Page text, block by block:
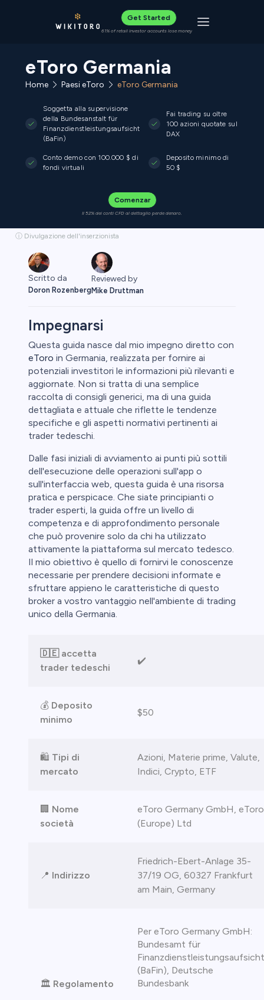
Get Started
61% of retail investor accounts lose money Toggle
eToro Germania
Home Paesi eToro eToro Germania
Soggetta alla supervisione
della Bundesanstalt für
Finanzdienstleistungsaufsicht
(BaFin)
Fai trading su oltre
100 azioni quotate sul
DAX
Conto demo con 100.000 $ di
fondi virtuali
Deposito minimo di
50 $
Comenzar
Il 52% dei conti CFD al dettaglio perde denaro.
ⓘ Divulgazione dell'inserzionista
Scritto da
Doron Rozenberg
Reviewed by
Mike Druttman
Impegnarsi
Questa guida nasce dal mio impegno diretto con
eToro in Germania, realizzata per fornire ai
potenziali investitori le informazioni più rilevanti e
aggiornate. Non si tratta di una semplice
raccolta di consigli generici, ma di una guida
dettagliata e attuale che riflette le tendenze
specifiche e gli aspetti normativi pertinenti ai
trader tedeschi.
Dalle fasi iniziali di avviamento ai punti più sottili
dell'esecuzione delle operazioni sull'app o
sull'interfaccia web, questa guida è una risorsa
pratica e perspicace. Che siate principianti o
trader esperti, la guida offre un livello di
competenza e di approfondimento personale
che può provenire solo da chi ha utilizzato
attivamente la piattaforma sul mercato tedesco.
Il mio obiettivo è quello di fornirvi le conoscenze
necessarie per prendere decisioni informate e
sfruttare appieno le caratteristiche di questo
broker a vostro vantaggio nell'ambiente di trading
unico della Germania.
🇩🇪 accetta
trader tedeschi
✔️
💰 Deposito
minimo
$50
🛍️ Tipi di
mercato
Azioni, Materie prime, Valute,
Indici, Crypto, ETF
🏢 Nome
società
eToro Germany GmbH, eToro
(Europe) Ltd
📍 Indirizzo
Friedrich-Ebert-Anlage 35-
37/19 OG, 60327 Frankfurt
am Main, Germany
🏛️ Regolamento
Per eToro Germany GmbH:
Bundesamt für
Finanzdienstleistungsaufsicht
(BaFin), Deutsche
Bundesbank